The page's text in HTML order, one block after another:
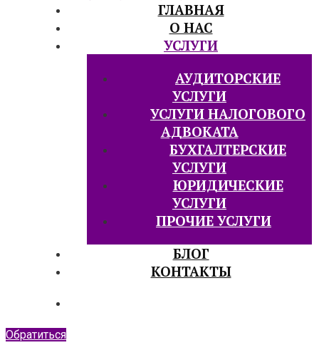
ГЛАВНАЯ
О НАС
УСЛУГИ
АУДИТОРСКИЕ
УСЛУГИ
УСЛУГИ НАЛОГОВОГО
АДВОКАТА
БУХГАЛТЕРСКИЕ
УСЛУГИ
ЮРИДИЧЕСКИЕ
УСЛУГИ
ПРОЧИЕ УСЛУГИ
БЛОГ
КОНТАКТЫ
Обратиться